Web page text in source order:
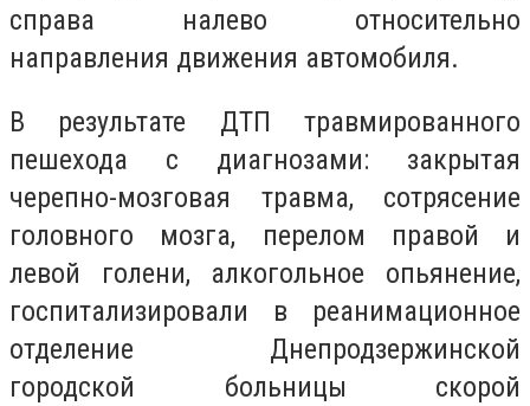
справа налево относительно
направления движения автомобиля.
В результате ДТП травмированного
пешехода с диагнозами: закрытая
черепно-мозговая травма, сотрясение
головного мозга, перелом правой и
левой голени, алкогольное опьянение,
госпитализировали в реанимационное
отделение Днепродзержинской
городской больницы скорой